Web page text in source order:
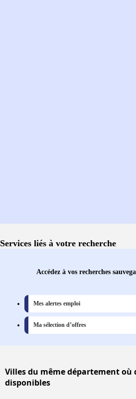
Services liés à votre recherche
Accédez à vos recherches
Mes alertes emploi
Ma sélection d’offres
Villesdu même département où
disponibles